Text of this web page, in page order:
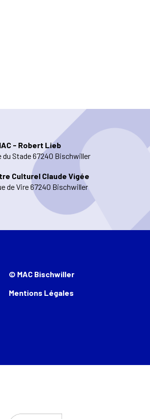
- Robert Lieb
du Stade 67240 Bischwiller
Culturel Claude Vigée
de Vire 67240 Bischwiller
© MAC Bischwiller
Mentions Légales